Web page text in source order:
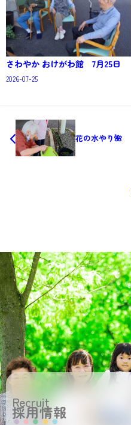
さわやか おけがわ館 7月25日
2026-07-25
花の水やり🌺
Recruit
採用情報